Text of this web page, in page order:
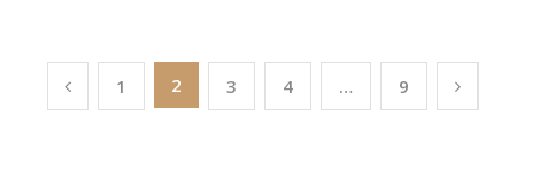
Пагинация
1 2 3 4 … 9